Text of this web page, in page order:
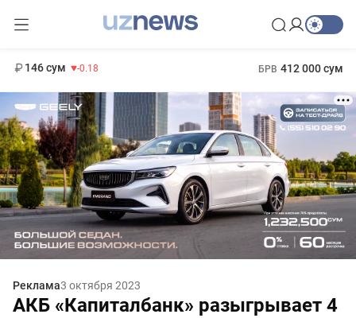
146 сум -0.18 БРВ 412 000 сум
Реклама3 октября 2023
АКБ «Капиталбанк» разыгрывает 4